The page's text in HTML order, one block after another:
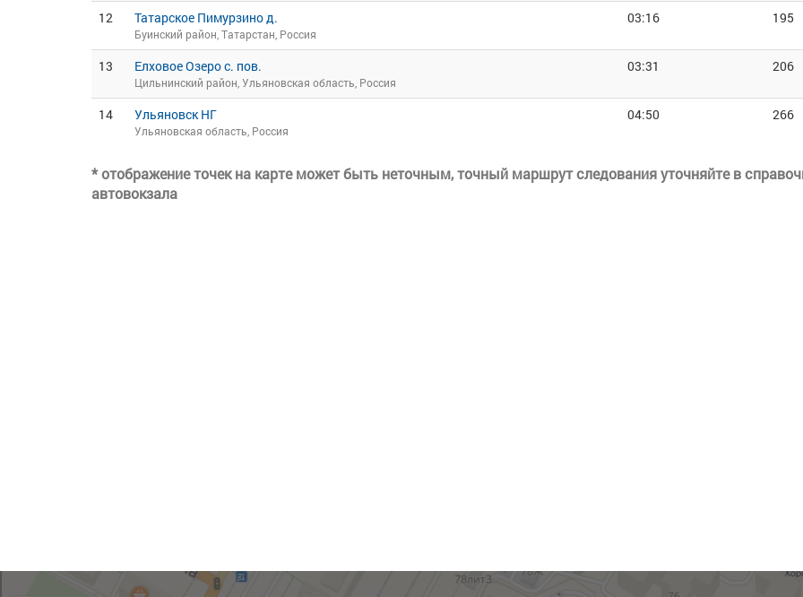
12 Татарское Пимурзино д.
Буинский район, Татарстан, Россия
03:16 195
13 Елховое Озеро с. пов.
Цильнинский район, Ульяновская область, Россия
03:31 206
14 Ульяновск НГ
Ульяновская область, Россия
04:50 266
* отображение точек на карте может быть неточным, точный маршрут следования уточняйте в
автовокзала